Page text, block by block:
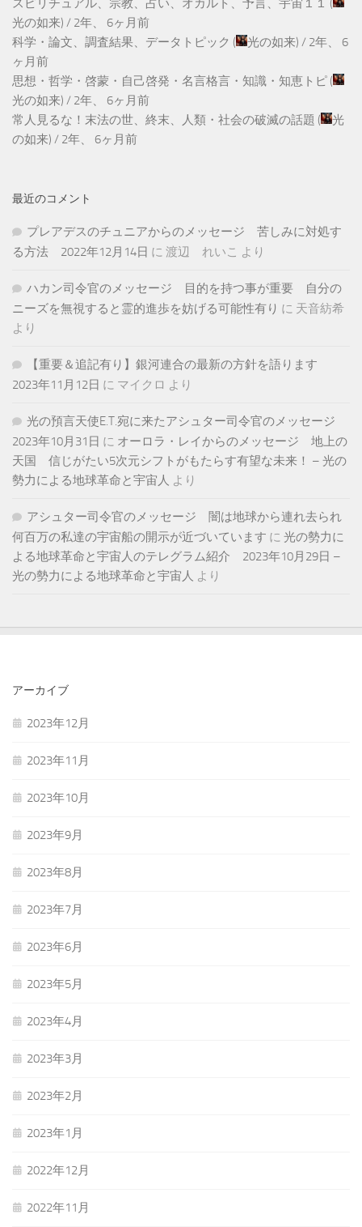
スピリチュアル、宗教、占い、オカルト、予言、宇宙１１ (
光の如来) / 2年、 6ヶ月前
科学・論文、調査結果、データトピック ( 光の如来) / 2年、 6
ヶ月前
思想・哲学・啓蒙・自己啓発・名言格言・知識・知恵トピ (
光の如来) / 2年、 6ヶ月前
常人見るな！末法の世、終末、人類・社会の破滅の話題 (
光
の如来) / 2年、 6ヶ月前
最近のコメント
プレアデスのチュニアからのメッセージ 苦しみに対処す
る方法 2022年12月14日 に 渡辺 れいこ より
ハカン司令官のメッセージ 目的を持つ事が重要 自分の
ニーズを無視すると霊的進歩を妨げる可能性有り に 天音紡希
より
【重要＆追記有り】銀河連合の最新の方針を語ります
2023年11月12日 に マイクロ より
光の預言天使E.T.宛に来たアシュター司令官のメッセージ
2023年10月31日 に オーロラ・レイからのメッセージ 地上の
天国 信じがたい5次元シフトがもたらす有望な未来！ – 光の
勢力による地球革命と宇宙人 より
アシュター司令官のメッセージ 闇は地球から連れ去られ
何百万の私達の宇宙船の開示が近づいています に 光の勢力に
よる地球革命と宇宙人のテレグラム紹介 2023年10月29日 –
光の勢力による地球革命と宇宙人 より
アーカイブ
2023年12月
2023年11月
2023年10月
2023年9月
2023年8月
2023年7月
2023年6月
2023年5月
2023年4月
2023年3月
2023年2月
2023年1月
2022年12月
2022年11月